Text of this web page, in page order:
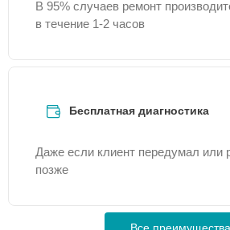
В 95% случаев ремонт
в течение 1-2 часов
Бесплатная диагностика
Даже если клиент передумал или
позже